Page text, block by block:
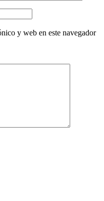
y web en este navegador